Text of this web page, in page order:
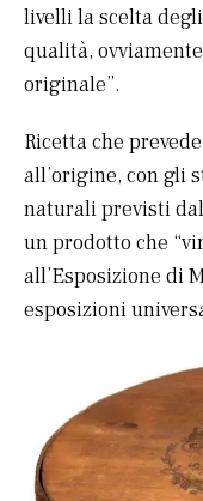
livelli la scelta
qualità,
originale”.
Ricetta che
all’origine, con gli
naturali previsti
un prodotto che
all’Esposizione di
esposizioni